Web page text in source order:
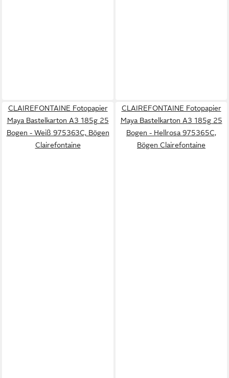
CLAIREFONTAINE Fotopapier
Maya Bastelkarton A3 185g 25
Bogen - Weiß 975363C, Bögen
Clairefontaine
CLAIREFONTAINE Fotopapier
Maya Bastelkarton A3 185g 25
Bogen - Hellrosa 975365C,
Bögen Clairefontaine